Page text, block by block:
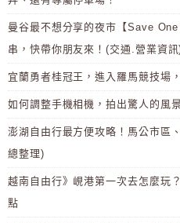
曼谷最不想分享的夜市【Save
串，快帶你朋友來！(交通.營業資訊
宜蘭勇者桂冠王，進入羅馬競技場
如何調整手機相機，拍出驚人的風景
澎湖自由行最方便攻略！馬公市區
總整理)
越南自由行》峴港第一次去怎麼玩
點